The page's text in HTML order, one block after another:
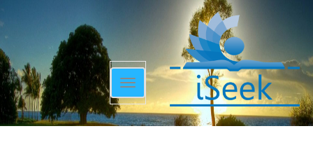
Toggle
navigation